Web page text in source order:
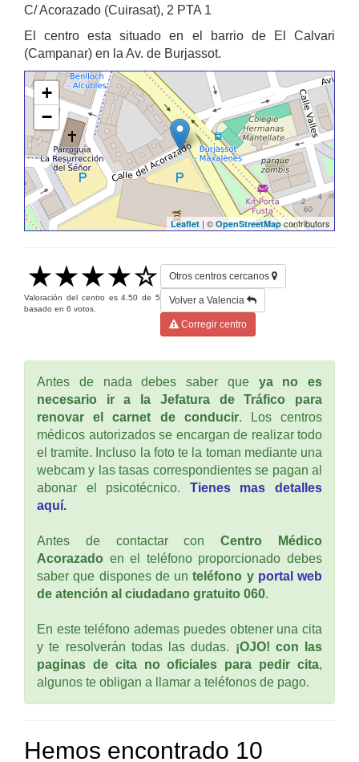
C/ Acorazado (Cuirasat), 2 PTA 1
El centro esta situado en el barrio de El Calvari
(Campanar) en la Av. de Burjassot.
+
−
Leaflet | © OpenStreetMapcontributors
Valoración del centro es4.50 de5
basado en 6 votos.
Otros centros cercanos
Volver a Valencia
Corregir centro
Antes de nada debes saber que ya no es
necesario ir a la Jefatura de Tráfico para
renovar el carnet de conducir. Los centros
médicos autorizados se encargan de realizar todo
el tramite. Incluso la foto te la toman mediante una
webcam y las tasas correspondientes se pagan al
abonar el psicotécnico. Tienes mas detalles
aquí.
Antes de contactar conCentro Médico
Acorazado en el teléfono proporcionado debes
saber que dispones de unteléfono y portal web
de atención al ciudadano gratuito 060.
En este teléfono ademas puedes obtener una cita
y te resolverán todas las dudas. ¡OJO! con las
paginas de cita no oficiales para pedir cita,
algunos te obligan a llamar a teléfonos de pago.
Hemos encontrado 10